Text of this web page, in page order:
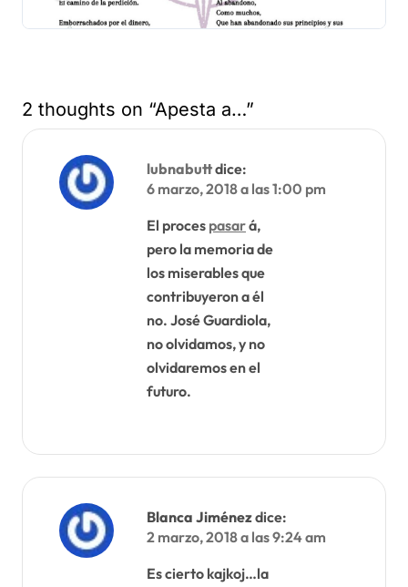
2 thoughts on “Apesta a…”
lubnabuttdice:
6 marzo, 2018 a las 1:00 pm
El proces pasará,
pero la memoria de
los miserables que
contribuyeron a él
no. José Guardiola,
no olvidamos, y no
olvidaremos en el
futuro.
Blanca Jiménezdice:
2 marzo, 2018 a las 9:24 am
Es cierto kajkoj…la